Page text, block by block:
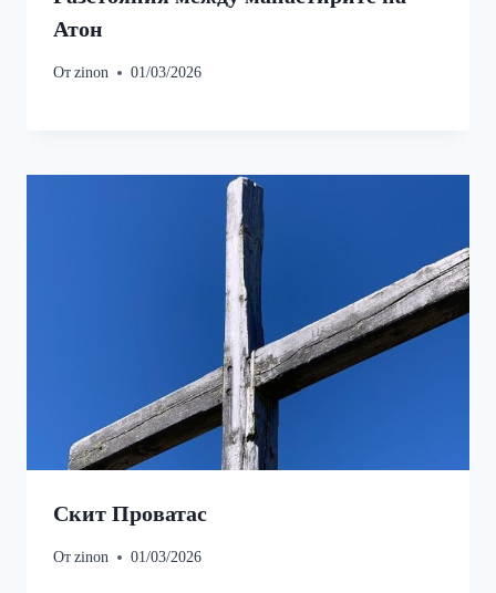
Атон
Отzinon 01/03/2026
Скит Проватас
Отzinon 01/03/2026